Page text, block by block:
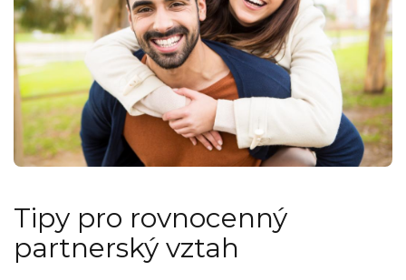
Tipy pro rovnocenný
partnerský vztah